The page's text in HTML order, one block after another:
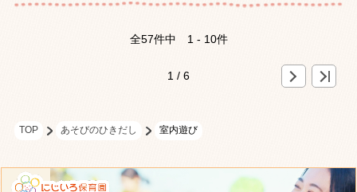
全57件中 1 - 10件
1 / 6 >
TOP あそびのひきだし 室内遊び